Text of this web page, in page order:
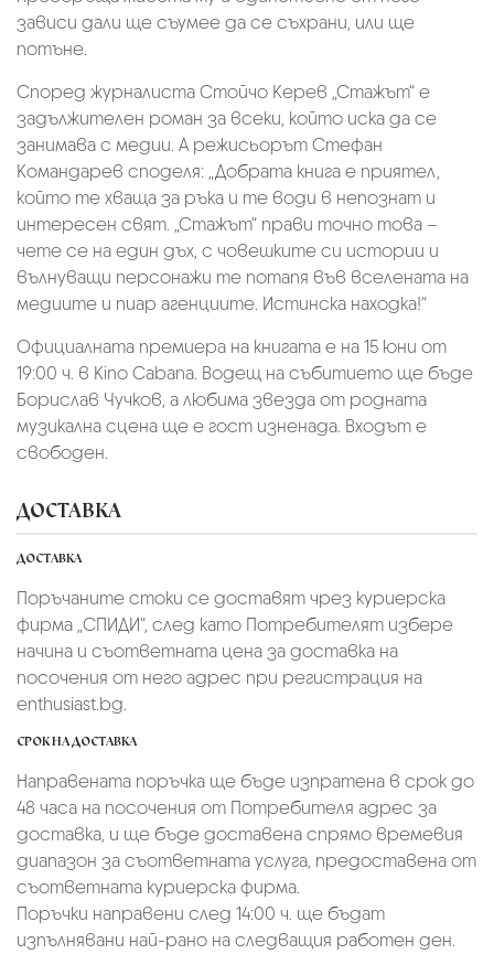
зависи дали ще съумее да се съхрани, или ще
потъне.
Според журналиста Стойчо Керев „Стажът“ е
задължителен роман за всеки, който иска да се
занимава с медии. А режисьорът Стефан
Командарев споделя: „Добрата книга е приятел,
който те хваща за ръка и те води в непознат и
интересен свят. „Стажът“ прави точно това –
чете се на един дъх, с човешките си истории и
вълнуващи персонажи те потапя във вселената на
медиите и пиар агенциите. Истинска находка!“
Официалната премиера на книгата е на 15 юни от
19:00 ч. в Kino Cabana. Водещ на събитието ще бъде
Борислав Чучков, а любима звезда от родната
музикална сцена ще е гост изненада. Входът е
свободен.
ДОСТАВКА
ДОСТАВКА
Поръчаните стоки се доставят чрез куриерскa
фирмa „СПИДИ“, след като Потребителят избере
начина и съответната цена за доставка на
посочения от него адрес при регистрация на
enthusiast.bg.
СРОК НА ДОСТАВКА
Направената поръчка ще бъде изпратена в срок до
48 часа на посочения от Потребителя адрес за
доставка, и ще бъде доставена спрямо времевия
диапазон за съответната услуга, предоставена от
съответната куриерска фирма.
Поръчки направени след 14:00 ч. ще бъдат
изпълнявани най-рано на следващия работен ден.